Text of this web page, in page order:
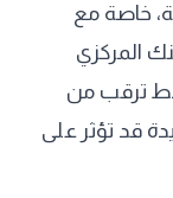
خاصة مع
المركزي
ترقب من
قد تؤثر على